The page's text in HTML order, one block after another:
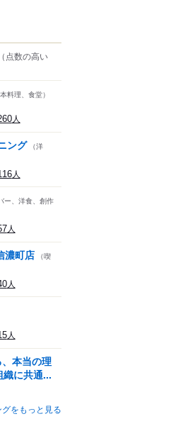
（点数の高い
料理、食堂）
人
ング （洋
人
ー、洋食、創作
人
濃町店
（喫
人
人
本当の理
織に共通...
をもっと見る